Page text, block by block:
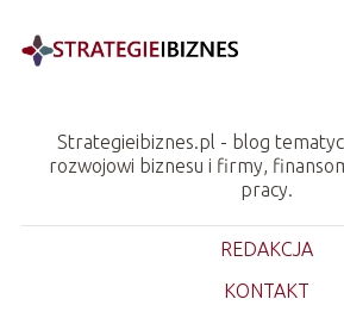
Strategieibiznes.pl - blog
rozwojowi biznesu i firmy,
pracy.
REDAKCJA
KONTAKT